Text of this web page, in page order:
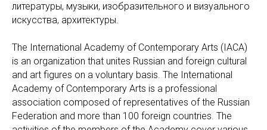
литературы, музыки, изобразительного и визуального
искусства, архитектуры.
The International Academy of Contemporary Arts (IACA)
is an organization that unites Russian and foreign cultural
and art figures on a voluntary basis. The International
Academy of Contemporary Arts is a professional
association composed of representatives of the Russian
Federation and more than 100 foreign countries. The